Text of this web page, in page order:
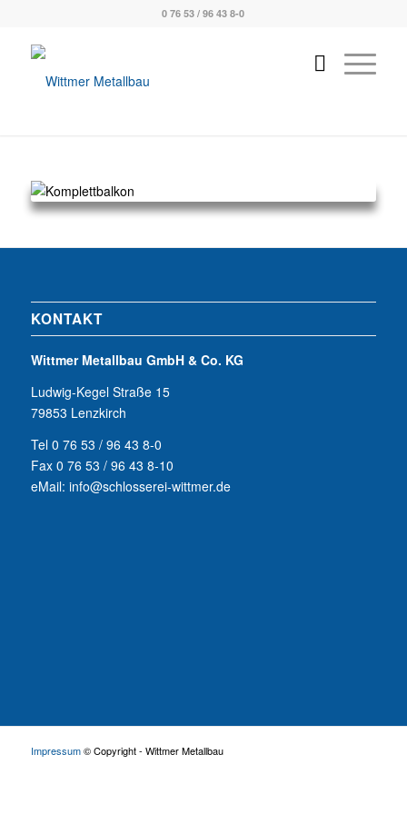
0 76 53 / 96 43 8-0
KONTAKT
Wittmer Metallbau GmbH & Co. KG
Ludwig-Kegel Straße 15
79853 Lenzkirch
Tel 0 76 53 / 96 43 8-0
Fax 0 76 53 / 96 43 8-10
eMail: info@schlosserei-wittmer.de
Impressum© Copyright - Wittmer Metallbau